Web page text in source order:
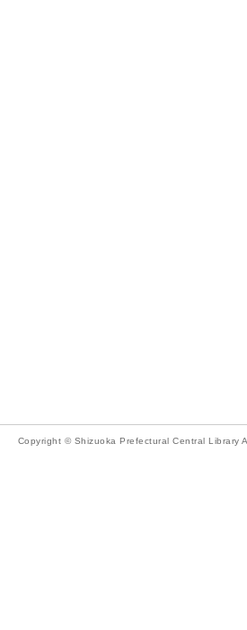
Copyright © Shizuoka Prefectural Central Library